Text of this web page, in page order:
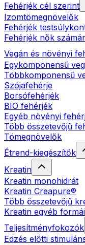
Fehérjék cél szerint
Izomtömegnövelők
Fehérjék
Fehérjék nők
Vegán és növényi
Egykomponensű
Többkomponensű
Szójafehérje
Borsófehérjék
BIO fehérjék
Egyéb növényi
Több összetevőjű
Tömegnövelők
Étrend-kiegészítők
Kreatin
Kreatin monohidrát
Kreatin Creapure®
Több összetevőjű
Kreatin egyéb formái
Teljesítményfokozók
Edzés előtti